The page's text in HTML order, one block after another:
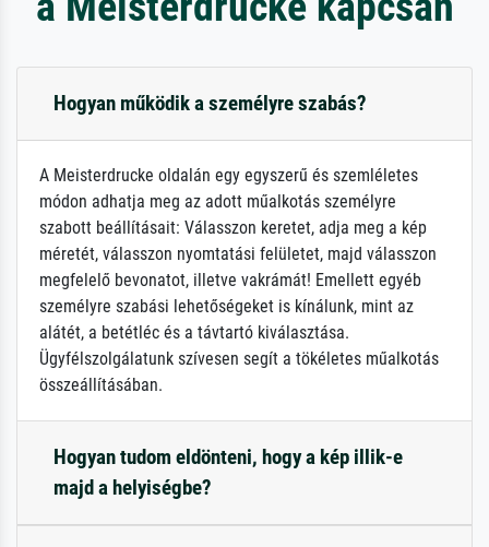
Hogyan működik a személyre szabás?
A Meisterdrucke oldalán egy egyszerű és szemléletes
módon adhatja meg az adott műalkotás személyre
szabott beállításait: Válasszon keretet, adja meg a kép
méretét, válasszon nyomtatási felületet, majd válasszon
megfelelő bevonatot, illetve vakrámát! Emellett egyéb
személyre szabási lehetőségeket is kínálunk, mint az
alátét, a betétléc és a távtartó kiválasztása.
Ügyfélszolgálatunk szívesen segít a tökéletes műalkotás
összeállításában.
Hogyan tudom eldönteni, hogy a kép illik-e
majd a helyiségbe?